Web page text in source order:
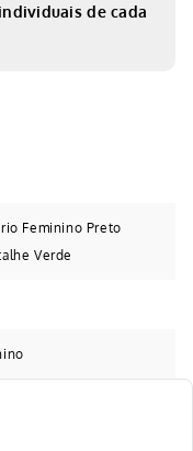
de cada
Feminino Preto
Verde